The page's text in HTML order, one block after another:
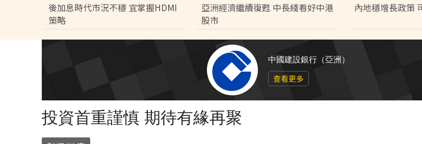
後加息時代市況不穩 宜掌握HDMI
策略
亞洲經濟繼續復甦 中長綫看好中港
股市
內地穩增長政策
中國建設銀行（亞洲）
查看更多
投資首重謹慎 期待有緣再聚